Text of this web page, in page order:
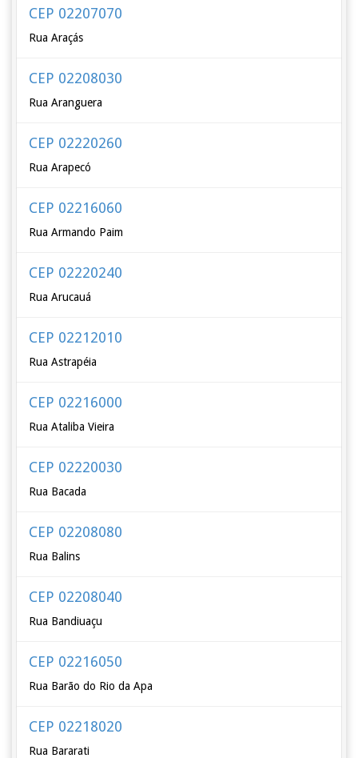
CEP 02207070
Rua Araçás
CEP 02208030
Rua Aranguera
CEP 02220260
Rua Arapecó
CEP 02216060
Rua Armando Paim
CEP 02220240
Rua Arucauá
CEP 02212010
Rua Astrapéia
CEP 02216000
Rua Ataliba Vieira
CEP 02220030
Rua Bacada
CEP 02208080
Rua Balins
CEP 02208040
Rua Bandiuaçu
CEP 02216050
Rua Barão do Rio da Apa
CEP 02218020
Rua Bararati